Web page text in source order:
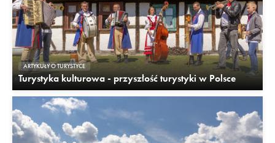
ARTYKUŁY O TURYSTYCE
Turystyka kulturowa - przyszłość turystyki w Polsce